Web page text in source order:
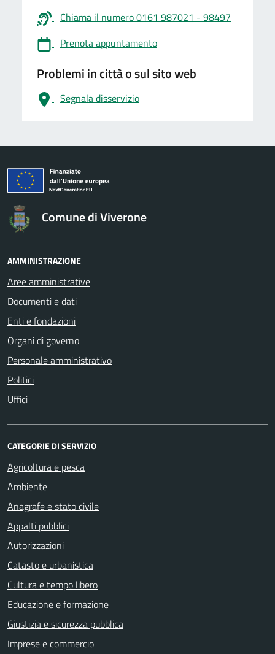
Chiama il numero 0161 987021 - 98497
Prenota appuntamento
Problemi in città o sul sito web
Segnala disservizio
logo Unione Europea
Comune di Viverone
AMMINISTRAZIONE
Aree amministrative
Documenti e dati
Enti e fondazioni
Organi di governo
Personale amministrativo
Politici
Uffici
CATEGORIE DI SERVIZIO
Agricoltura e pesca
Ambiente
Anagrafe e stato civile
Appalti pubblici
Autorizzazioni
Catasto e urbanistica
Cultura e tempo libero
Educazione e formazione
Giustizia e sicurezza pubblica
Imprese e commercio